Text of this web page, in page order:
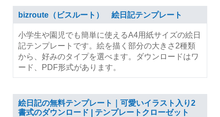
bizroute（ビスルート） 絵日記テンプレート
小学生や園児でも簡単に使えるA4用紙サイズの絵日
記テンプレートです。絵を描く部分の大きさ2種類
から、好みのタイプを選べます。ダウンロードはワ
ード、PDF形式があります。
絵日記の無料テンプレート｜可愛いイラスト入り2
書式のダウンロード | テンプレートクローゼット